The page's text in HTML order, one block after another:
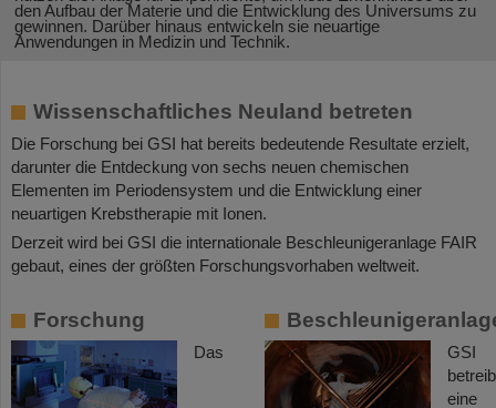
den Aufbau der Materie und die Entwicklung des Universums zu
gewinnen. Darüber hinaus entwickeln sie neuartige
Anwendungen in Medizin und Technik.
Wissenschaftliches Neuland betreten
Die Forschung bei GSI hat bereits bedeutende Resultate erzielt,
darunter die Entdeckung von sechs neuen chemischen
Elementen im Periodensystem und die Entwicklung einer
neuartigen Krebstherapie mit Ionen.
Derzeit wird bei GSI die internationale Beschleunigeranlage FAIR
gebaut, eines der größten Forschungsvorhaben weltweit.
Forschung
Das
GSI
eine